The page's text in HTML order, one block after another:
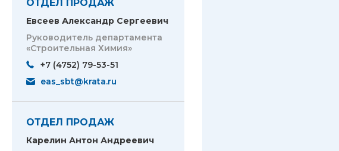
ОТДЕЛ ПРОДАЖ
Евсеев Александр Сергеевич
Руководитель департамента
«Строительная Химия»
+7 (4752) 79-53-51
eas_sbt@krata.ru
ОТДЕЛ ПРОДАЖ
Карелин Антон Андреевич